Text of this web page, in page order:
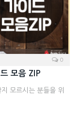
0
모음 ZIP
모르시는 분들을 위